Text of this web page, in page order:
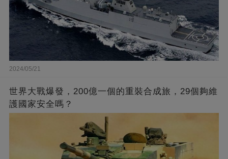
2024/05/21
世界大戰爆發，200億一個的重裝合成旅，29個夠維
護國家安全嗎？